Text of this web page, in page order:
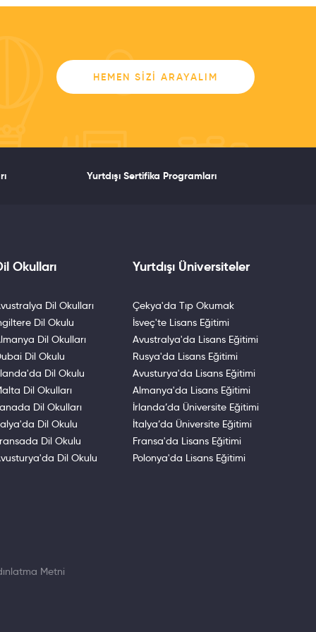
HEMEN SIZI ARAYALIM
Yurtdışı Sertifika Programları
Okulları
Dil Okulları
Dil Okulu
Dil Okulları
Dil Okulu
Dil Okulu
Dil Okulları
Dil Okulları
Dil Okulu
Dil Okulu
Dil Okulu
Yurtdışı Üniversiteler
Çekya'da Tıp Okumak
İsveç'te Lisans Eğitimi
Avustralya'da Lisans Eğitimi
Rusya'da Lisans Eğitimi
Avusturya'da Lisans Eğitimi
Almanya'da Lisans Eğitimi
İrlanda’da Üniversite Eğitimi
İtalya’da Üniversite Eğitimi
Fransa'da Lisans Eğitimi
Polonya'da Lisans Eğitimi
Metni